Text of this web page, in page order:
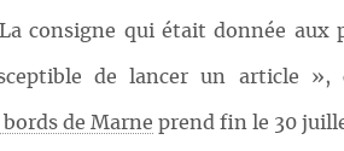
consigne qui était donnée
de lancer un article
bords de Marne prend fin le 30